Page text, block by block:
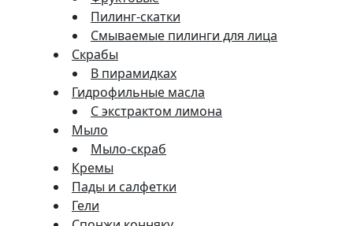
Пилинг-скатки
Смываемые пилинги для лица
Скрабы
В пирамидках
Гидрофильные масла
С экстрактом лимона
Мыло
Мыло-скраб
Кремы
Пады и салфетки
Гели